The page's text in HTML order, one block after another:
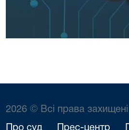
2026 © Всі права захищені
Про суд Прес-центр